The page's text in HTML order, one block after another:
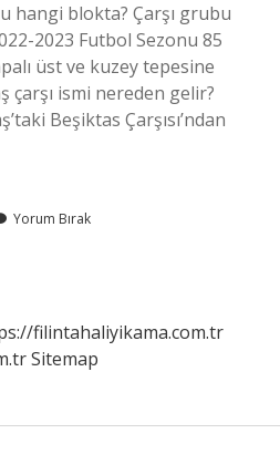
hangi blokta? Çarşı grubu
2023 Futbol Sezonu 85
üst ve kuzey tepesine
çarşı ismi nereden gelir?
Beşiktas Çarşısı’ndan
Yorum Bırak
filintahaliyikama.com.tr
Sitemap